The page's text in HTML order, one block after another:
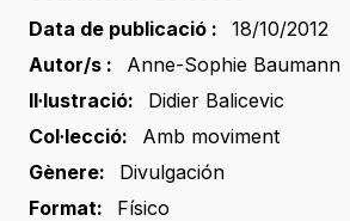
Data de publicació :
18/10/2012
Autor/s :
Anne-Sophie Baumann
Il·lustració:
Didier Balicevic
Col·lecció:
Amb moviment
Gènere:
Divulgación
Format:
Físico